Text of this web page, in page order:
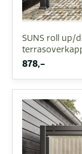
SUNS roll up/
878,-